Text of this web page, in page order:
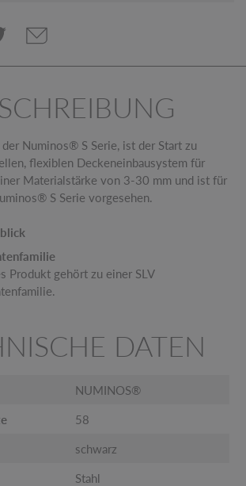
der Numinos® S Serie, ist der Start zu
flexiblen Deckeneinbausystem für
Materialstärke von 3-30 mm und ist für
S Serie vorgesehen.
Produkt gehört zu einer SLV
DATEN
NUMINOS®
58
schwarz
Stahl